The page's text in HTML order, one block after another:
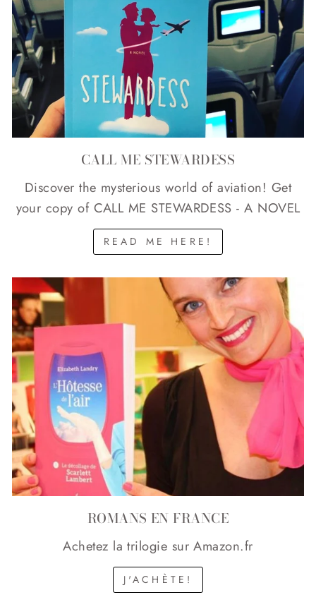
CALL ME STEWARDESS
Discover the mysterious world of aviation! Get
your copy of CALL ME STEWARDESS - A NOVEL
READ ME HERE!
ROMANS EN FRANCE
Achetez la trilogie sur Amazon.fr
J'ACHÈTE!